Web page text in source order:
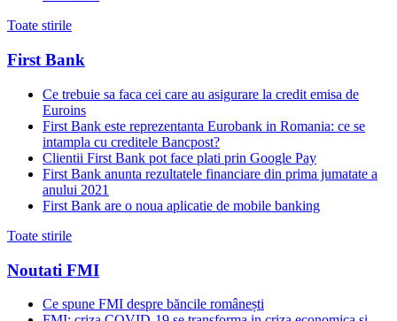
Toate stirile
First Bank
Ce trebuie sa faca cei care au asigurare la credit emisa de
Euroins
First Bank este reprezentanta Eurobank in Romania: ce se
intampla cu creditele Bancpost?
Clientii First Bank pot face plati prin Google Pay
First Bank anunta rezultatele financiare din prima jumatate a
anului 2021
First Bank are o noua aplicatie de mobile banking
Toate stirile
Noutati FMI
Ce spune FMI despre băncile românești